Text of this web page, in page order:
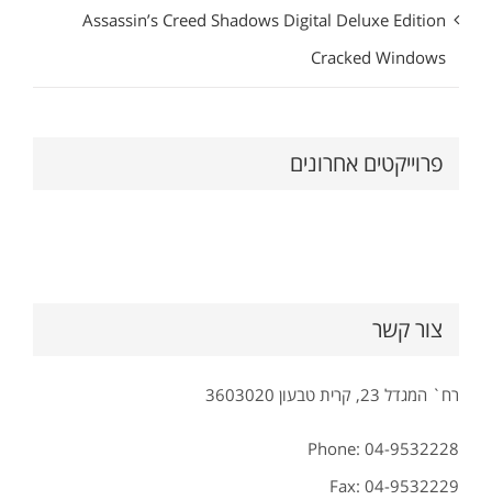
Assassin’s Creed Shadows Digital Deluxe Edition
Cracked Windows
פרוייקטים אחרונים
צור קשר
רח` המגדל 23, קרית טבעון 3603020
Phone: 04-9532228
Fax: 04-9532229